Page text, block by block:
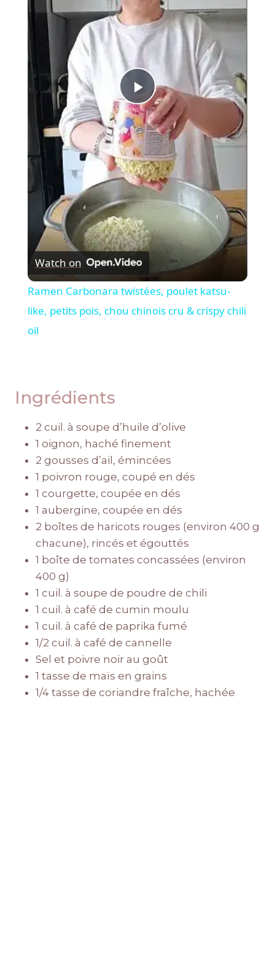
Play
Video
Watch on
Ramen Carbonara twistées, poulet katsu-
like, petits pois, chou chinois cru & crispy chili
oil
Ingrédients
2 cuil. à soupe d’huile d’olive
1 oignon, haché finement
2 gousses d’ail, émincées
1 poivron rouge, coupé en dés
1 courgette, coupée en dés
1 aubergine, coupée en dés
2 boîtes de haricots rouges (environ 400 g
chacune), rincés et égouttés
1 boîte de tomates concassées (environ
400 g)
1 cuil. à soupe de poudre de chili
1 cuil. à café de cumin moulu
1 cuil. à café de paprika fumé
1/2 cuil. à café de cannelle
Sel et poivre noir au goût
1 tasse de maïs en grains
1/4 tasse de coriandre fraîche, hachée